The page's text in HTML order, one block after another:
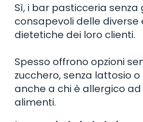
Sì, i bar pasticceria senza
consapevoli delle diverse
dietetiche dei loro clienti.
Spesso offrono opzioni
zucchero, senza lattosio
anche a chi è allergico
alimenti.